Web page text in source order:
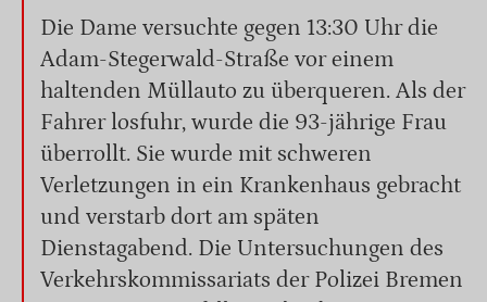
Die Dame versuchte gegen 13:30 Uhr die
Adam-Stegerwald-Straße vor einem
haltenden Müllauto zu überqueren. Als der
Fahrer losfuhr, wurde die 93-jährige Frau
überrollt. Sie wurde mit schweren
Verletzungen in ein Krankenhaus gebracht
und verstarb dort am späten
Dienstagabend. Die Untersuchungen des
Verkehrskommissariats der Polizei Bremen